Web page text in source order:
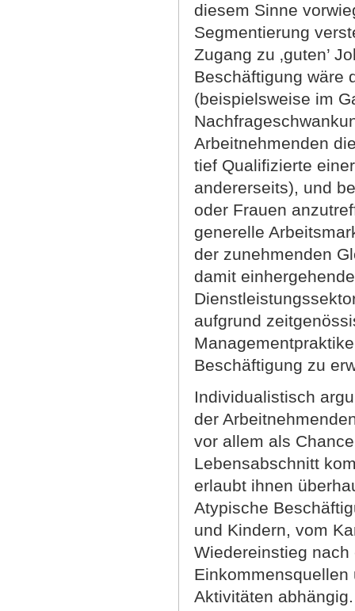
diesem Sinne
Segmentierung
Zugang zu ‚guten’
Beschäftigung wäre
(beispielsweise im
Arbeitnehmenden
tief Qualifizierte
andererseits), und
oder Frauen
generelle
der zunehmenden
damit
aufgrund
Beschäftigung zu
Individualistisch
der
vor allem als
Lebensabschnitt
erlaubt ihnen
Atypische
und Kindern, vom
Wiedereinstieg
Aktivitäten